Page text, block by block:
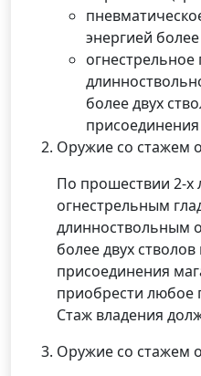
энергией
огнестрельное
более двух
Оружие со стажем
По прошествии 2-х
огнестрельным
более двух
присоединения
приобрести любое
Стаж владения
Оружие со стажем